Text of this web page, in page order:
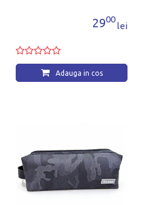
2900
lei
Adauga in cos